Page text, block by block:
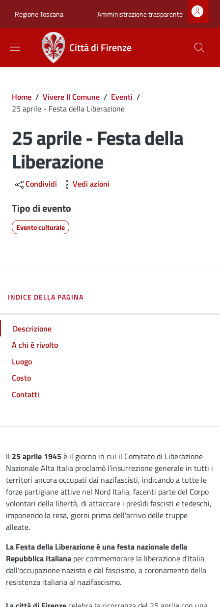
Regione Toscana Zona superiore
Amministrazione trasparente
Città di Firenze
Briciole di pane
Home / Vivere Il Comune / Eventi /
25 aprile - Festa della Liberazione
25 aprile - Festa della
Liberazione
Condividi Vedi azioni
Tipo di evento
Evento culturale
INDICE DELLA PAGINA
Descrizione
A chi è rivolto
Luogo
Costo
Contatti
Descrizione
Il 25 aprile 1945è il giorno in cui il Comitato di Liberazione
Nazionale Alta Italia proclamò l'insurrezione generale in tutti i
territori ancora occupati dai nazifascisti, indicando a tutte le
forze partigiane attive nel Nord Italia, facenti parte del Corpo
volontari della libertà, di attaccare i presìdi fascisti e tedeschi,
imponendo la resa, giorni prima dell'arrivo delle truppe
alleate.
La Festa della Liberazione è una festa nazionale della
Repubblica Italiana per commemorare la liberazione d'Italia
dall'occupazione nazista e dal fascismo, a coronamento della
resistenza italiana al nazifascismo.